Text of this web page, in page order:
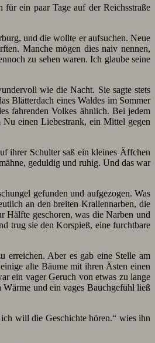
ein paar Tage auf der Reichsstraße
und die wollte er aufsuchen. Neue
Manche mögen dies naiv nennen,
zu sehen waren. Ich glaube seine
wie die Nacht. Sie sagte stets
Blätterdach eines Waldes im Sommer
fahrenden Volkes ähnlich. Bei jedem
Nu einen Liebestrank, ein Mittel gegen
ihrer Schulter saß ein kleines Äffchen
geduldig und ruhig. Und das war
gefunden und aufgezogen. Was
an den breiten Krallennarben, die
Hälfte geschoren, was die Narben und
trug sie den Korspieß, eine furchtbare
erreichen. Aber es gab eine Stelle am
alte Bäume mit ihren Ästen einen
ein vager Geruch von etwas zu lange
und ein vages Bauchgefühl ließ
will die Geschichte hören.“ wies ihn